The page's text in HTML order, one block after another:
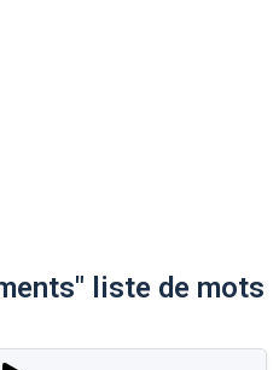
liste de mots